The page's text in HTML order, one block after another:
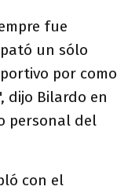
fue
un sólo
por como
dijo Bilardo en
personal del
con el